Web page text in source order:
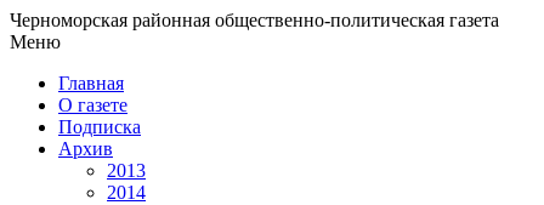
Черноморская районная общественно-политическая газета
Меню
Главная
О газете
Подписка
Архив
2013
2014